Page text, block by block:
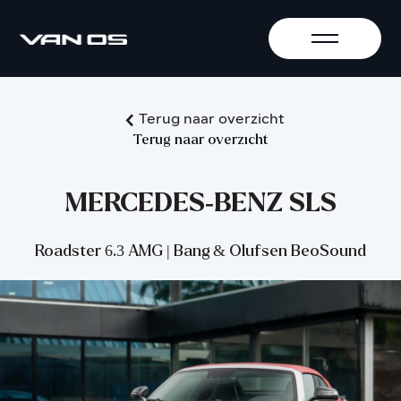
Terug naar overzicht
Terug naar overzicht
MERCEDES-BENZ SLS
Roadster 6.3 AMG | Bang & Olufsen BeoSound